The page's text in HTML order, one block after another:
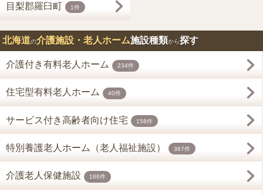
目梨郡羅臼町 1件
北海道の介護施設・老人ホーム施設種類から探す
介護付き有料老人ホーム 234件
住宅型有料老人ホーム 40件
サービス付き高齢者向け住宅 158件
特別養護老人ホーム（老人福祉施設） 367件
介護老人保健施設 186件